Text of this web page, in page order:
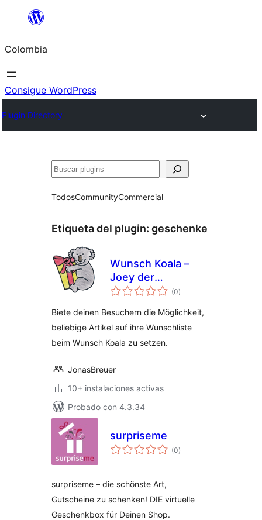
Saltar
contenido
Colombia
Consigue WordPress
Plugin Directory
Buscar
TodosCommunityCommercial
Etiqueta del plugin: geschenke
Wunsch Koala –
Joey der
Wunschlisten
(0total
de
)
Biete deinen Besuchern die Möglichkeit,
beliebige Artikel auf ihre Wunschliste
beim Wunsch Koala zu setzen.
JonasBreuer
10+ instalaciones activas
Probado con 4.3.34
surpriseme
(0total
de
)
surpriseme – die schönste Art,
Gutscheine zu schenken! DIE virtuelle
Geschenkbox für Deinen Shop.